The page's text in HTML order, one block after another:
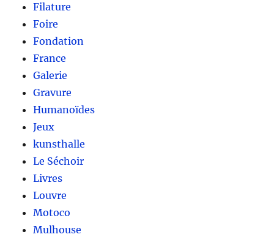
Filature
Foire
Fondation
France
Galerie
Gravure
Humanoïdes
Jeux
kunsthalle
Le Séchoir
Livres
Louvre
Motoco
Mulhouse